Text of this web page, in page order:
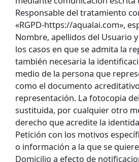
Responsable del tratamiento
«RGPD-https://aqualai.com»,
Nombre, apellidos del Usuario
los casos en que se admita la
también necesaria la
medio de la persona que
como el documento
representación. La fotocopia
sustituida, por cualquier otro
derecho que acredite la
Petición con los motivos
o información a la que se
Domicilio a efecto de